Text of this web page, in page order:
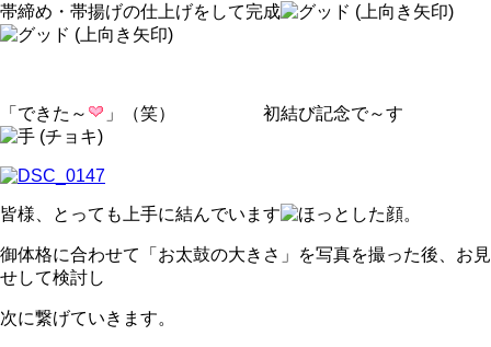
帯締め・帯揚げの仕上げをして完成
「できた～ 」（笑） 初結び記念で～す
皆様、とっても上手に結んでいます 。
御体格に合わせて「お太鼓の大きさ」を写真を撮った後、お見
せして検討し
次に繋げていきます。